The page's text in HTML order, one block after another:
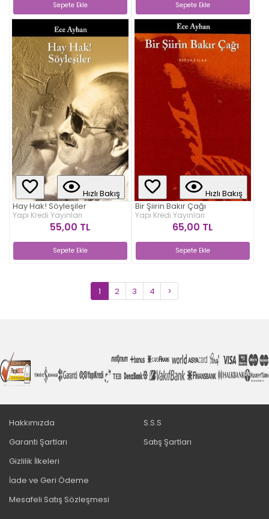
Sepete Ekle Sepete Ekle
Hızlı Bakış
Hay Hak! Söyleşiler
Yapı Kredi Yayınları
55,00 TL
Sepete Ekle
Hızlı Bakış
Bir Şiirin Bakır Çağı
Yapı Kredi Yayınları
65,00 TL
Sepete Ekle
1 2 3 4 >
Hakkımızda
Garanti Şartları
Gizlilik İlkeleri
İade ve Geri Ödeme
Mesafeli Satış Sözleşmesi
S.S.S
Satış Şartları